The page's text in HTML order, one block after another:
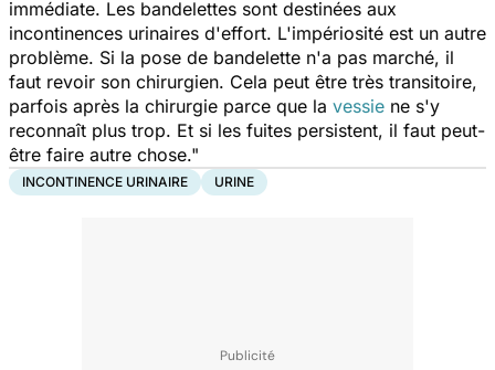
immédiate. Les bandelettes sont destinées aux
incontinences urinaires d'effort. L'impériosité est un autre
problème. Si la pose de bandelette n'a pas marché, il
faut revoir son chirurgien. Cela peut être très transitoire,
parfois après la chirurgie parce que la vessie ne s'y
reconnaît plus trop. Et si les fuites persistent, il faut peut-
être faire autre chose."
INCONTINENCE URINAIRE URINE